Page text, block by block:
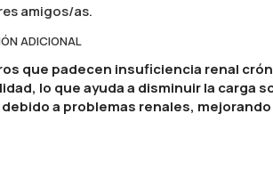
amigos/as.
ADICIONAL
que padecen insuficiencia renal
lo que ayuda a disminuir la carga
a problemas renales,